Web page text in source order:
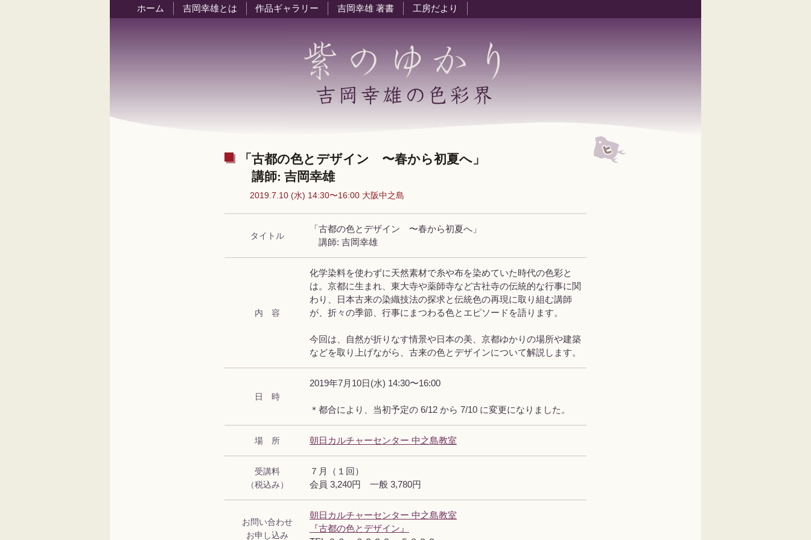
ホーム 吉岡幸雄とは 作品ギャラリー 吉岡幸雄 著書 工房だより
「古都の色とデザイン 〜春から初夏へ」
講師: 吉岡幸雄
2019.7.10 (水) 14:30〜16:00 大阪中之島
タイトル
「古都の色とデザイン 〜春から初夏へ」
講師: 吉岡幸雄
内 容
化学染料を使わずに天然素材で糸や布を染めていた時代の色彩と
は。京都に生まれ、東大寺や薬師寺など古社寺の伝統的な行事に関
わり、日本古来の染織技法の探求と伝統色の再現に取り組む講師
が、折々の季節、行事にまつわる色とエピソードを語ります。
今回は、自然が折りなす情景や日本の美、京都ゆかりの場所や建築
などを取り上げながら、古来の色とデザインについて解説します。
日 時
2019年7月10日(水) 14:30〜16:00
＊都合により、当初予定の 6/12 から 7/10 に変更になりました。
場 所 朝日カルチャーセンター 中之島教室
受講料
（税込み）
７月（１回）
会員 3,240円 一般 3,780円
お問い合わせ
お申し込み
朝日カルチャーセンター 中之島教室
『古都の色とデザイン』